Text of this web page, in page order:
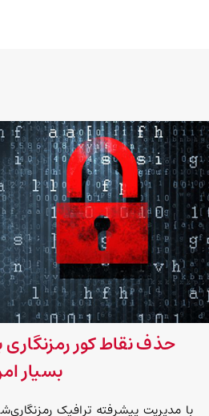
بسیار
با مدیریت پیشرفته ترافیک